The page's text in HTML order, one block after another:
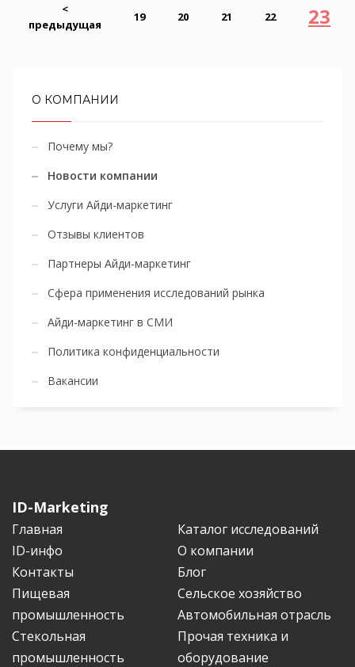
<
предыдущая
19 20 21 22 23
О КОМПАНИИ
Почему мы?
Новости компании
Услуги Айди-маркетинг
Отзывы клиентов
Партнеры Айди-маркетинг
Сфера применения исследований рынка
Айди-маркетинг в СМИ
Политика конфиденциальности
Вакансии
ID-Marketing
Главная
Каталог исследований
ID-инфо
О компании
Контакты
Блог
Пищевая
промышленность
Сельское хозяйство
Автомобильная отрасль
Стекольная
промышленность
Прочая техника и
оборудование